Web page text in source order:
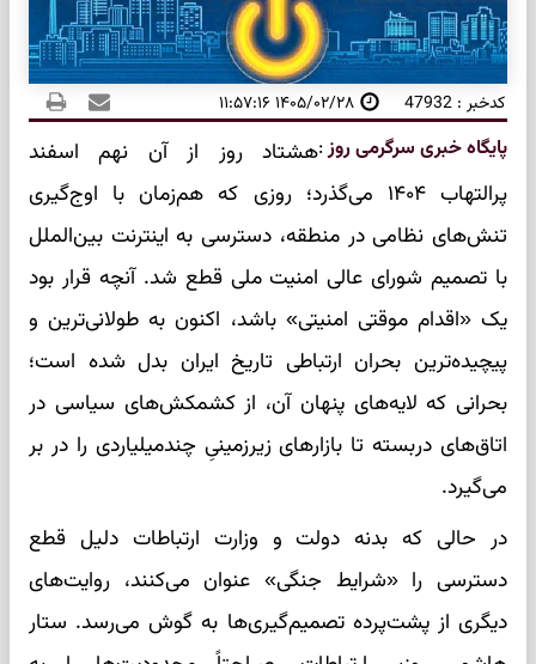
کدخبر : 47932 ۱۴۰۵/۰۲/۲۸ ۱۱:۵۷:۱۶
پایگاه خبری سرگرمی روز:هشتاد روز از آن نهم اسفند
پرالتهاب ۱۴۰۴ می‌گذرد؛ روزی که هم‌زمان با اوج‌گیری
تنش‌های نظامی در منطقه، دسترسی به اینترنت بین‌الملل
با تصمیم شورای عالی امنیت ملی قطع شد. آنچه قرار بود
یک «اقدام موقتی امنیتی» باشد، اکنون به طولانی‌ترین و
پیچیده‌ترین بحران ارتباطی تاریخ ایران بدل شده است؛
بحرانی که لایه‌های پنهان آن، از کشمکش‌های سیاسی در
اتاق‌های دربسته تا بازارهای زیرزمینیِ چندمیلیاردی را در بر
می‌گیرد.
در حالی که بدنه دولت و وزارت ارتباطات دلیل قطع
دسترسی را «شرایط جنگی» عنوان می‌کنند، روایت‌های
دیگری از پشت‌پرده تصمیم‌گیری‌ها به گوش می‌رسد. ستار